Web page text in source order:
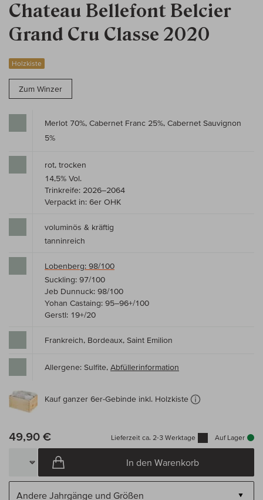
Chateau Bellefont Belcier
Grand Cru Classe 2020
Holzkiste
Zum Winzer
Merlot 70%, Cabernet Franc 25%, Cabernet Sauvignon
5%
rot, trocken
14,5% Vol.
Trinkreife: 2026–2064
Verpackt in: 6er OHK
voluminös & kräftig
tanninreich
Lobenberg: 98/100
Suckling: 97/100
Jeb Dunnuck: 98/100
Yohan Castaing: 95–96+/100
Gerstl: 19+/20
Frankreich, Bordeaux, Saint Emilion
Allergene: Sulfite, Abfüllerinformation
Kauf ganzer 6er-Gebinde inkl. Holzkiste
49,90 € Lieferzeit ca. 2-3 Werktage Auf Lager
In den Warenkorb